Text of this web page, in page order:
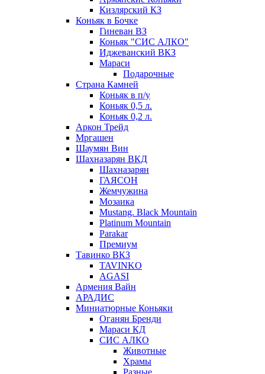
Кизлярский КЗ
Коньяк в Бочке
Гиневан ВЗ
Коньяк "СИС АЛКО"
Иджеванский ВКЗ
Мараси
Подарочные
Страна Камней
Коньяк в п/у
Коньяк 0,5 л.
Коньяк 0,2 л.
Аркон Трейд
Мргашен
Шаумян Вин
Шахназарян ВКД
Шахназарян
ГАЯСОН
Жемчужина
Мозаика
Mustang. Black Mountain
Platinum Mountain
Parakar
Премиум
Тавинко ВКЗ
TAVINKO
AGASI
Армения Вайн
АРАДИС
Миниатюрные Коньяки
Оганян Бренди
Мараси КД
СИС АЛКО
Животные
Храмы
Разные